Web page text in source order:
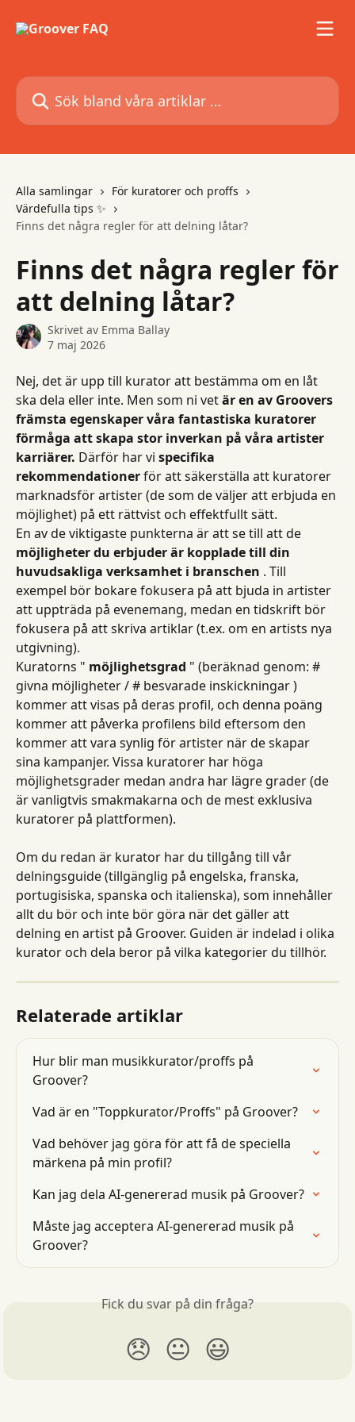
Sök bland våra artiklar …
Alla samlingar
För kuratorer och proffs
Värdefulla tips ✨
Finns det några regler för att delning låtar?
Finns det några regler för
att delning låtar?
Skrivet av Emma Ballay
7 maj 2026
Nej, det är upp till kurator att bestämma om en låt
ska dela eller inte. Men som ni vet är en av Groovers
främsta egenskaper våra fantastiska kuratorer
förmåga att skapa stor inverkan på våra artister
karriärer. Därför har vi specifika
rekommendationer för att säkerställa att kuratorer
marknadsför artister (de som de väljer att erbjuda en
möjlighet) på ett rättvist och effektfullt sätt.
En av de viktigaste punkterna är att se till att de
möjligheter du erbjuder är kopplade till din
huvudsakliga verksamhet i branschen . Till
exempel bör bokare fokusera på att bjuda in artister
att uppträda på evenemang, medan en tidskrift bör
fokusera på att skriva artiklar (t.ex. om en artists nya
utgivning).
Kuratorns " möjlighetsgrad " (beräknad genom: #
givna möjligheter / # besvarade inskickningar )
kommer att visas på deras profil, och denna poäng
kommer att påverka profilens bild eftersom den
kommer att vara synlig för artister när de skapar
sina kampanjer. Vissa kuratorer har höga
möjlighetsgrader medan andra har lägre grader (de
är vanligtvis smakmakarna och de mest exklusiva
kuratorer på plattformen).
Om du redan är kurator har du tillgång till vår
delningsguide (tillgänglig på engelska, franska,
portugisiska, spanska och italienska), som innehåller
allt du bör och inte bör göra när det gäller att
delning en artist på Groover. Guiden är indelad i olika
kurator och dela beror på vilka kategorier du tillhör.
Relaterade artiklar
Hur blir man musikkurator/proffs på
Groover?
Vad är en "Toppkurator/Proffs" på Groover?
Vad behöver jag göra för att få de speciella
märkena på min profil?
Kan jag dela AI-genererad musik på Groover?
Måste jag acceptera AI-genererad musik på
Groover?
Fick du svar på din fråga?
😞 😐 😃